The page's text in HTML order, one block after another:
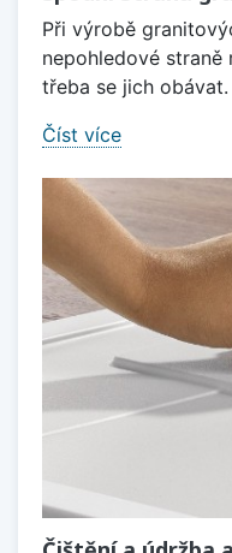
Při výrobě
nepohledové straně
třeba se jich obávat.
Číst více